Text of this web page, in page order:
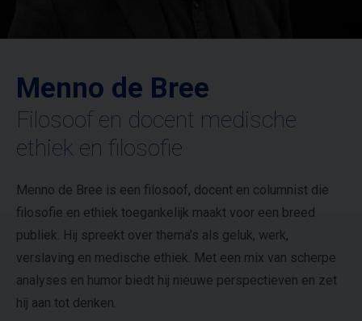
Menno de Bree
Filosoof en docent medische
ethiek en filosofie
Menno de Bree is een filosoof, docent en columnist die
filosofie en ethiek toegankelijk maakt voor een breed
publiek. Hij spreekt over thema’s als geluk, werk,
verslaving en medische ethiek. Met een mix van scherpe
analyses en humor biedt hij nieuwe perspectieven en zet
hij aan tot denken.